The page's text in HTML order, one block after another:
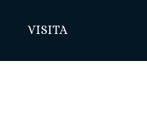
VISITA